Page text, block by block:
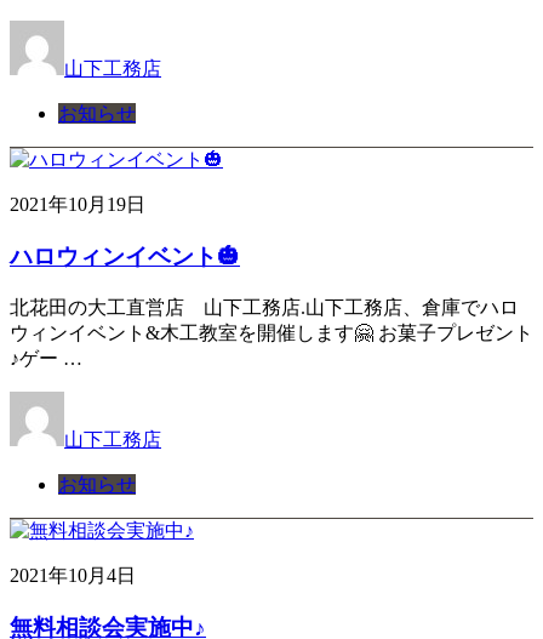
山下工務店
お知らせ
2021年10月19日
ハロウィンイベント🎃
北花田の大工直営店 山下工務店.山下工務店、倉庫でハロ
ウィンイベント&木工教室を開催します🤗 お菓子プレゼント
♪ゲー …
山下工務店
お知らせ
2021年10月4日
無料相談会実施中♪